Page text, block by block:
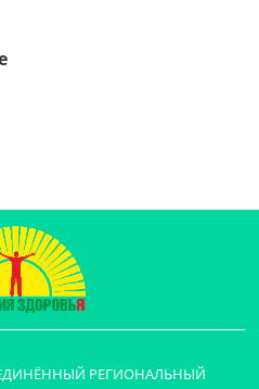
РЕГИОНАЛЬНЫЙ